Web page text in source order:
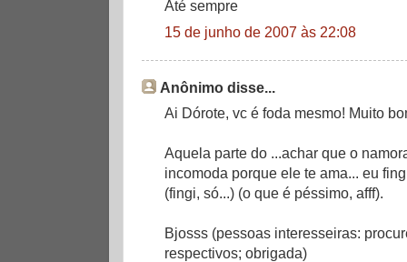
Até sempre
15 de junho de 2007 às 22:08
Anônimo disse...
Ai Dórote, vc é foda mesmo! Muito
Aquela parte do ...achar que o
incomoda porque ele te ama... eu
(fingi, só...) (o que é péssimo, afff).
Bjosss (pessoas interesseiras:
respectivos; obrigada)